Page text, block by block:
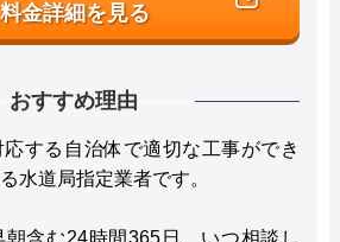
料金詳細を見る
おすすめ理由
する自治体で適切な工事ができ
水道局指定業者です。
含む24時間365日、いつ相談し